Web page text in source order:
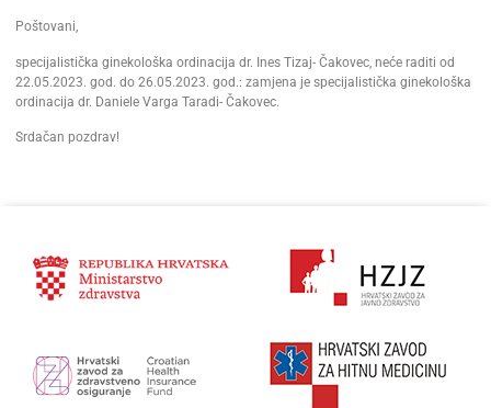
Poštovani,
specijalistička ginekološka ordinacija dr. Ines Tizaj- Čakovec, neće raditi od
22.05.2023. god. do 26.05.2023. god.: zamjena je specijalistička ginekološka
ordinacija dr. Daniele Varga Taradi- Čakovec.
Srdačan pozdrav!